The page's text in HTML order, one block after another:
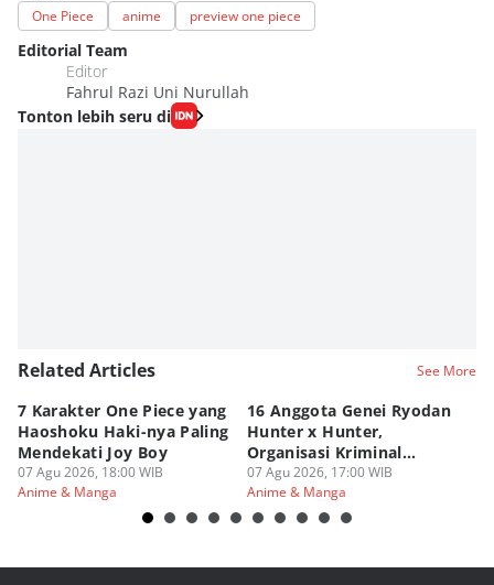
One Piece anime preview one piece
Editorial Team
Editor
Fahrul Razi Uni Nurullah
Tonton lebih seru di
Related Articles See More
7 Karakter One Piece yang
Haoshoku Haki-nya Paling
Mendekati Joy Boy
07 Agu 2026, 18:00 WIB
Anime & Manga
16 Anggota Genei Ryodan
Hunter x Hunter,
Organisasi Kriminal
Berbahaya
07 Agu 2026, 17:00 WIB
Anime & Manga